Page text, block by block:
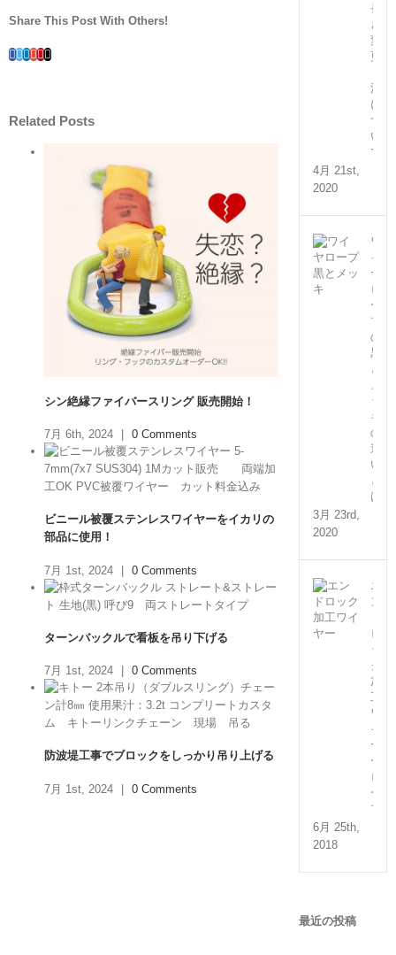
Share This Post With Others!
Facebook
Twitter
Linkedin
Google+
Pinterest
Email
Related Posts
シン絶縁ファイバースリング 販売開始！
7月 6th, 2024 0 Comments
ビニール被覆ステンレスワイヤーをイカリの
部品に使用！
7月 1st, 2024 | 0 Comments
ターンバックルで看板を吊り下げる
7月 1st, 2024 0 Comments
防波堤工事でブロックをしっかり吊り上げる
7月 1st, 2024 | 0 Comments
長
さ
変
更
注）
に
つ
い
て
4月 21st,
2020
ワ
イ
ヤ
ロ
ー
プ
の
黒
と
ッ
キ
の
違
い
と
は？
3月 23rd,
2020
エ
ン
ロ
ッ
ク
加
工
ワ
イ
ヤ
ー
ロ
ー
プ
6月 25th,
2018
最近の投稿